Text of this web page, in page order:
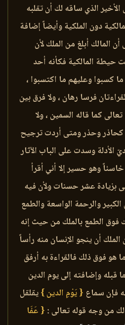
الأخير الذي ساقه لك أن تقلبه
دون الملكية وأيضاً إضافة
المالك أبلغ من الملك لأن
حيطة المالكية فكأنه أحد
كسبوا وعليهم ما اكتسبوا ،
فرسا رهان ، ولا فرق بين
كما قاله السمين ، ولا
كحاذر وحذر ومتى أردت ترجيح
وسدت على الباب الآثار
وهو حسير إلا أني أقرأ
بزيادة عشر حسنات ولأن فيه
والرحمة الواسعة والطمع
فوق الطمع بالملك من حيث إنه
أن ينجو الإنسان منه رأساً
هو فوق ذلك فالقراءة به أرفق
قبله وإضافته إلى يوم الدين
فإن سماع { يَوْمِ الدين }يقلقل
من وجه قوله تعالى : { عَفَا